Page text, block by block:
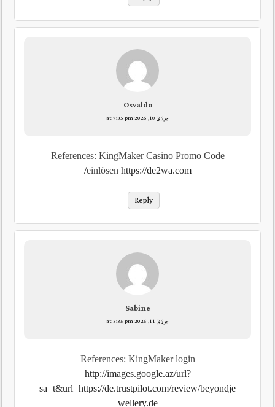
Osvaldo
جولائ 10, 2026 at 7:35 pm
References: KingMaker Casino Promo Code
einlösen https://de2wa.com/
Reply
Sabine
جولائ 11, 2026 at 3:35 pm
References: KingMaker login
http://images.google.az/url?
sa=t&url=https://de.trustpilot.com/review/beyondje
wellery.de